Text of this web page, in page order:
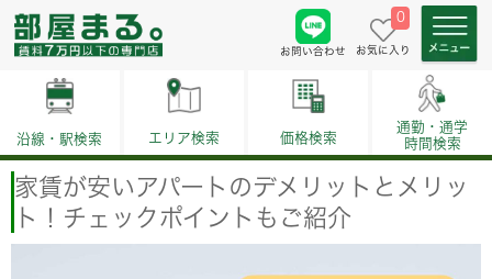
お問い合わせ
0
お気に入り
沿線・駅検索 エリア検索 価格検索
通勤・通学
時間検索
家賃が安いアパートのデメリットとメリッ
ト！チェックポイントもご紹介